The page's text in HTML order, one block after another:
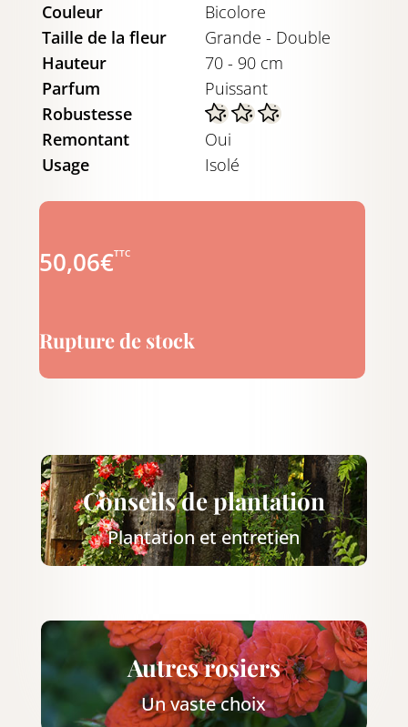
Couleur
Bicolore
Taille de la fleur
Grande - Double
Hauteur
70 - 90 cm
Parfum
Puissant
Robustesse
Remontant
Oui
Usage
Isolé
50,06€TTC
Rupture de stock
Conseils de plantation
Plantation et entretien
Autres rosiers
Un vaste choix